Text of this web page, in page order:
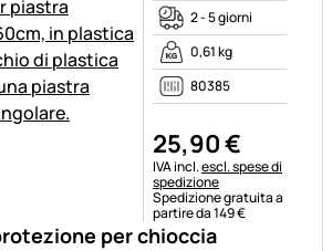
per chioccia
2 - 5 giorni
0,61 kg
80385
25,90€
Informazioni fiscali:
IVA incl.escl. spese di
spedizione
Spedizione gratuita a
partire da 149 €